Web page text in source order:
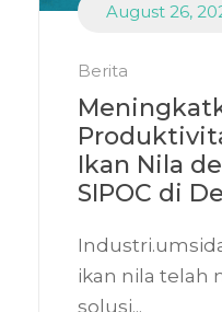
August 26,
Berita
Ikan Nila
SIPOC di
ikan nila telah
solusi...